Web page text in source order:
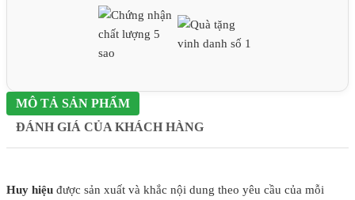
MÔ TẢ SẢN PHẨM
ĐÁNH GIÁ CỦA KHÁCH HÀNG
Huy hiệu được sản xuất và khắc nội dung theo yêu cầu của mỗi